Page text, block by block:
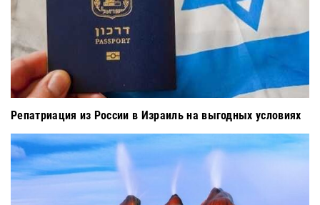
Репатриация из России в Израиль на выгодных условиях